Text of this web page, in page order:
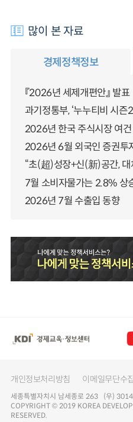
많이 본 자료
경제정책정보
『2026년 세제개편안』 발표
과기정통부, ‘누누티비 시즌
2026년 한국 주식시장 여건
2026년 6월 외국인 증권투
“초(超)성장+신(新)공간, 대
7월 소비자물가는 2.8% 상
2026년 7월 수출입 동향
개인정보처리방침 이메일무단수
세종특별자치시 남세종로 263 (우)
COPYRIGHT © 2019 KOREA
RESERVED.